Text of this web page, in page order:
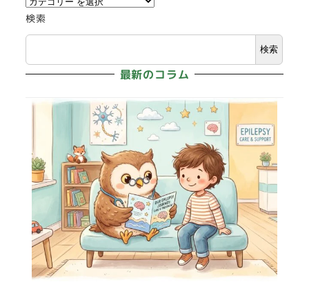
検索
検索
最新のコラム